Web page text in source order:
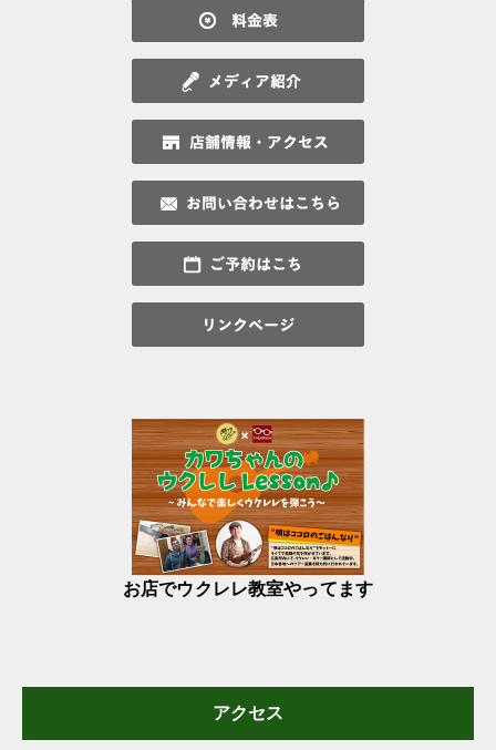
お店でウクレレ教室やってます
アクセス